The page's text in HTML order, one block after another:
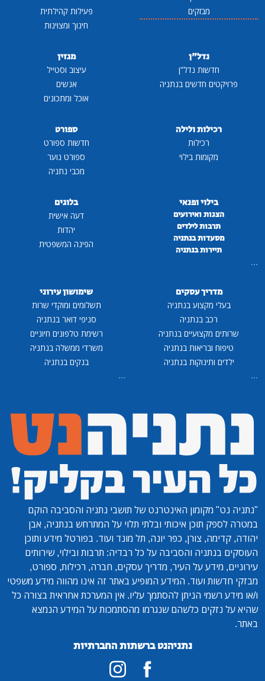
מבזקים
פעילות קהילתית
חינוך ומצוינות
נדל"ן
חדשות נדל"ן
פרויקטים חדשים בנתניה
מגזין
עיצוב וסטייל
אנשים
אוכל ומתכונים
רכילות ולילה
רכילות
מקומות בילוי
ספורט
חדשות ספורט
ספורט נוער
מכבי נתניה
בילוי ופנאי
הצגות ואירועים
תרבות לילדים
מסעדות בנתניה
תיירות בנתניה
...
בלוגים
דעה אישית
יהדות
הפינה המשפטית
מדריך עסקים
בעלי מקצוע בנתניה
רכב בנתניה
שרותים מקצועיים בנתניה
טיפוח ובריאות בנתניה
ילדים ותינוקות בנתניה
...
שימושון עירוני
תשלומים ומוקדי שרות
סניפי דואר בנתניה
רשימת טלפונים חיוניים
משרדי ממשלה בנתניה
בנקים בנתניה
...
"נתניה נט" מקומון האינטרנט של תושבי נתניה והסביבה הוקם
במטרה לספק תוכן איכותי ובלתי תלוי על המתרחש בנתניה, אבן
יהודה, קדימה, צורן, כפר יונה, תל מונד ועוד. בפורטל מידע ותוכן
העוסקים בנתניה והסביבה על כל רבדיה: תרבות ובילוי, שירותים
עירוניים, מידע על העיר, מדריך עסקים, חברה, רכילות, ספורט,
מבזקי חדשות ועוד. המידע המופיע באתר זה אינו מהווה מידע משפטי
ו/או מידע רשמי הניתן להסתמך עליו. אין המערכת אחראית בצורה כל
שהיא על נזקים כלשהם שנגרמו מהסתמכות על המידע הנמצא
באתר.
נתניהנט ברשתות החברתיות